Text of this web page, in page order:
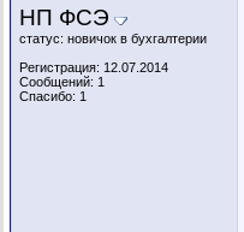
НП ФСЭ
статус: новичок в бухгалтерии
Регистрация: 12.07.2014
Сообщений: 1
Спасибо: 1